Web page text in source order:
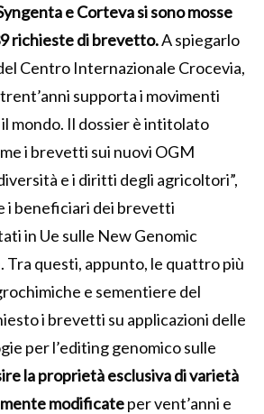
e Corteva si sono mosse
richieste di brevetto.A spiegarlo
Centro Internazionale Crocevia,
supporta i movimenti
mondo. Il dossier è intitolato
i brevetti sui nuovi OGM
e i diritti degli agricoltori”,
i beneficiari dei brevetti
in Ue sulle New Genomic
Tra questi, appunto, le quattro più
e sementiere del
i brevetti su applicazioni delle
per l’editing genomico sulle
la proprietà esclusiva di varietà
modificateper vent’anni e